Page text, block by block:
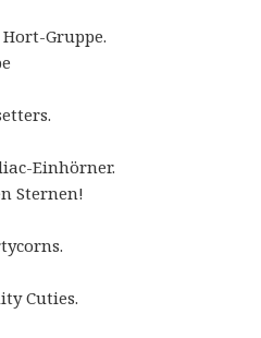
Gruppe.
Einhörner.
Sternen!
Cuties.